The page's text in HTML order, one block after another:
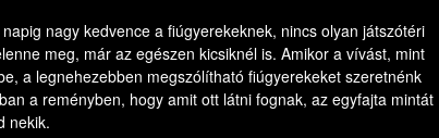
nagy kedvence a fiúgyerekeknek, nincs olyan játszótéri
meg, már az egészen kicsiknél is. Amikor a vívást, mint
a legnehezebben megszólítható fiúgyerekeket szeretnénk
a reményben, hogy amit ott látni fognak, az egyfajta mintát
nekik.